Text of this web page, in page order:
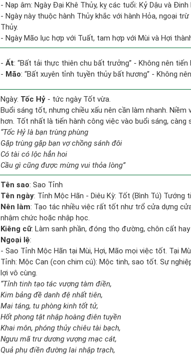
- Nạp âm: Ngày Đại Khê Thủy, kỵ các tuổi: Kỷ Dậu và Đinh
- Ngày này thuộc hành Thủy khắc với hành Hỏa, ngoại
Thủy.
- Ngày Mão lục hợp với Tuất, tam hợp với Mùi và Hợi
- Ất: “Bất tải thực thiên chu bất trưởng” - Không nên
- Mão: “Bất xuyên tỉnh tuyền thủy bất hương” - Không
Ngày: Tốc Hỷ - tức ngày Tốt vừa.
Buổi sáng tốt, nhưng chiều xấu nên cần làm nhanh.
hơn. Tốt nhất là tiến hành công việc vào buổi sáng, càng
“Tốc Hỷ là bạn trùng phùng
Gặp trùng gặp bạn vợ chồng sánh đôi
Có tài có lộc hẳn hoi
Cầu gì cũng được mừng vui thỏa lòng”
Tên sao: Sao Tỉnh
Tên ngày: Tỉnh Mộc Hãn - Diêu Kỳ: Tốt (Bình Tú) Tướng
Nên làm: Tạo tác nhiều việc rất tốt như trổ cửa dựng
nhậm chức hoặc nhập học.
Kiêng cữ: Làm sanh phần, đóng thọ đường, chôn cất
Ngoại lệ:
- Sao Tỉnh Mộc Hãn tại Mùi, Hợi, Mão mọi việc tốt. Tại
Tỉnh: Mộc Can (con chim cú): Mộc tinh, sao tốt. Sự
lợi vô cùng.
“Tỉnh tinh tạo tác vượng tàm điền,
Kim bảng đề danh đệ nhất tiên,
Mai táng, tu phòng kinh tốt tử,
Hốt phong tật nhập hoàng điên tuyền
Khai môn, phóng thủy chiêu tài bạch,
Ngưu mã trư dương vượng mạc cát,
Quả phụ điền đường lai nhập trạch,